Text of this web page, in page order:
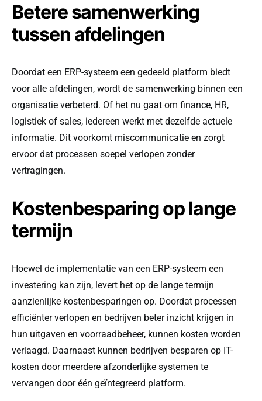
Betere samenwerking
tussen afdelingen
Doordat een ERP-systeem een gedeeld platform biedt
voor alle afdelingen, wordt de samenwerking binnen een
organisatie verbeterd. Of het nu gaat om finance, HR,
logistiek of sales, iedereen werkt met dezelfde actuele
informatie. Dit voorkomt miscommunicatie en zorgt
ervoor dat processen soepel verlopen zonder
vertragingen.
Kostenbesparing op lange
termijn
Hoewel de implementatie van een ERP-systeem een
investering kan zijn, levert het op de lange termijn
aanzienlijke kostenbesparingen op. Doordat processen
efficiënter verlopen en bedrijven beter inzicht krijgen in
hun uitgaven en voorraadbeheer, kunnen kosten worden
verlaagd. Daarnaast kunnen bedrijven besparen op IT-
kosten door meerdere afzonderlijke systemen te
vervangen door één geïntegreerd platform.